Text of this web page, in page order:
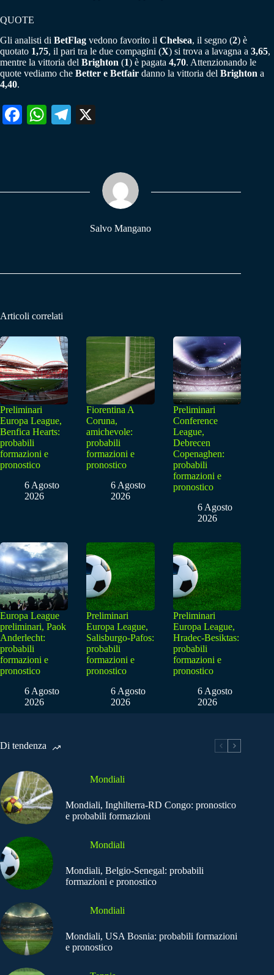
QUOTE
Gli analisti di BetFlag vedono favorito il Chelsea, il segno (2) è
quotato 1,75, il pari tra le due compagini (X) si trova a lavagna a 3,65,
mentre la vittoria del Brighton (1) è pagata 4,70. Attenzionando le
quote vediamo che Better e Betfair danno la vittoria del Brighton a
4,40.
Fa W
pp
Te
m
Salvo Mangano
Articoli correlati
Preliminari
Europa League,
Benfica Hearts:
probabili
formazioni e
pronostico
6 Agosto
2026
Fiorentina A
Coruna,
amichevole:
probabili
formazioni e
pronostico
6 Agosto
2026
Preliminari
Conference
League,
Debrecen
Copenaghen:
probabili
formazioni e
pronostico
6 Agosto
2026
Europa League
preliminari, Paok
Anderlecht:
probabili
formazioni e
pronostico
6 Agosto
2026
Preliminari
Europa League,
Salisburgo-Pafos:
probabili
formazioni e
pronostico
6 Agosto
2026
Preliminari
Europa League,
Hradec-Besiktas:
probabili
formazioni e
pronostico
6 Agosto
2026
Di tendenza
Mondiali
Mondiali, Inghilterra-RD Congo: pronostico
e probabili formazioni
Mondiali
Mondiali, Belgio-Senegal: probabili
formazioni e pronostico
Mondiali
Mondiali, USA Bosnia: probabili formazioni
e pronostico